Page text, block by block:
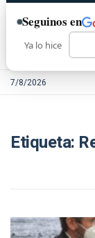
7/8/2026
Etiqueta:
Seguinos en
Ya lo hice